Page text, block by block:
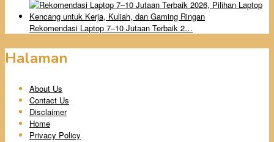
Rekomendasi Laptop 7–10 Jutaan Terbaik 2…
Halaman
About Us
Contact Us
Disclaimer
Home
Privacy Policy